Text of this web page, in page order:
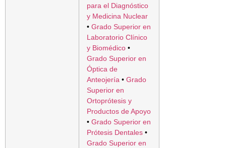
para el Diagnóstico
y Medicina Nuclear
• Grado Superior en
Laboratorio Clínico
y Biomédico •
Grado Superior en
Óptica de
Anteojería • Grado
Superior en
Ortoprótesis y
Productos de Apoyo
• Grado Superior en
Prótesis Dentales •
Grado Superior en